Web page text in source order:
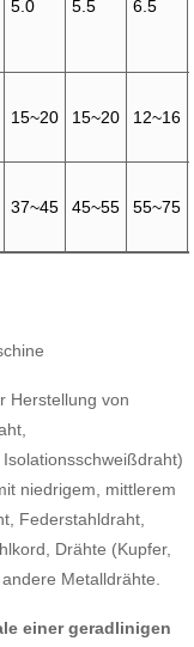
5.0 5.5 6.5
15~20 15~20 12~16
37~45 45~55 55~75
Herstellung von
niedrigem, mittlerem
Federstahldraht,
Drähte (Kupfer,
Metalldrähte.
einer geradlinigen